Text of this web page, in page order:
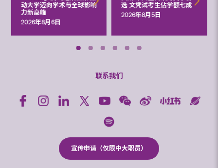
动大学迈向学术与全球影响
力新高峰
2026年8月6日
选 文凭试考生佔学额七成
2026年8月5日
联系我们
宣传申请（仅限中大职员）